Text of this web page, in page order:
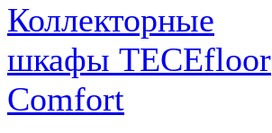
Коллекторные
шкафы TECEfloor
Comfort